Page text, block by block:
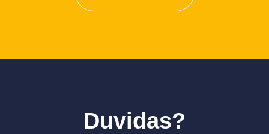
Duvidas?